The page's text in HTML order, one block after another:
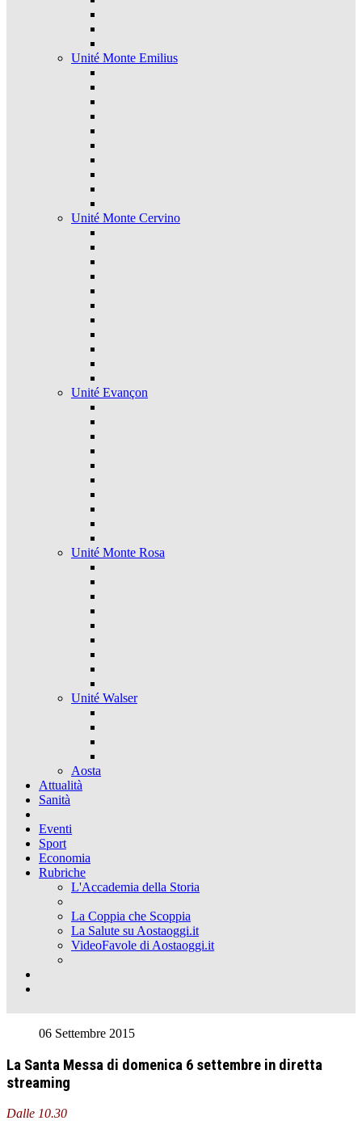
Unité Monte Emilius
Unité Monte Cervino
Unité Evançon
Unité Monte Rosa
Unité Walser
Aosta
Attualità
Sanità
Eventi
Sport
Economia
Rubriche
L'Accademia della Storia
La Coppia che Scoppia
La Salute su Aostaoggi.it
VideoFavole di Aostaoggi.it
06 Settembre 2015
La Santa Messa di domenica 6 settembre in diretta
streaming
Dalle 10.30